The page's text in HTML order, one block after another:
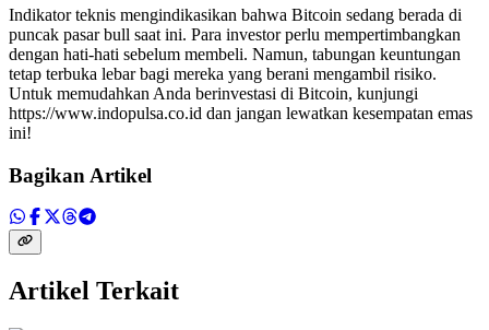
Indikator teknis mengindikasikan bahwa Bitcoin sedang berada di
puncak pasar bull saat ini. Para investor perlu mempertimbangkan
dengan hati-hati sebelum membeli. Namun, tabungan keuntungan
tetap terbuka lebar bagi mereka yang berani mengambil risiko.
Untuk memudahkan Anda berinvestasi di Bitcoin, kunjungi
https://www.indopulsa.co.id dan jangan lewatkan kesempatan emas
ini!
Bagikan Artikel
Artikel Terkait